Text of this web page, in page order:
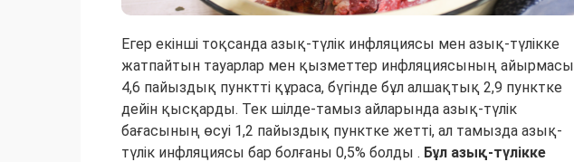
Егер екінші тоқсанда азық-түлік инфляциясы мен азық-түлікке
жатпайтын тауарлар мен қызметтер инфляциясының айырмасы
4,6 пайыздық пунктті құраса, бүгінде бұл алшақтық 2,9 пунктке
дейін қысқарды. Тек шілде-тамыз айларында азық-түлік
бағасының өсуі 1,2 пайыздық пунктке жетті, ал тамызда азық-
түлік инфляциясы бар болғаны 0,5% болды . Бұл азық-түлікке